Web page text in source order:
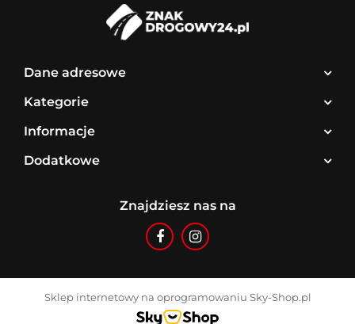
Dane adresowe
Kategorie
Informacje
Dodatkowe
Znajdziesz nas na
Sklep internetowy na oprogramowaniu Sky-Shop.pl